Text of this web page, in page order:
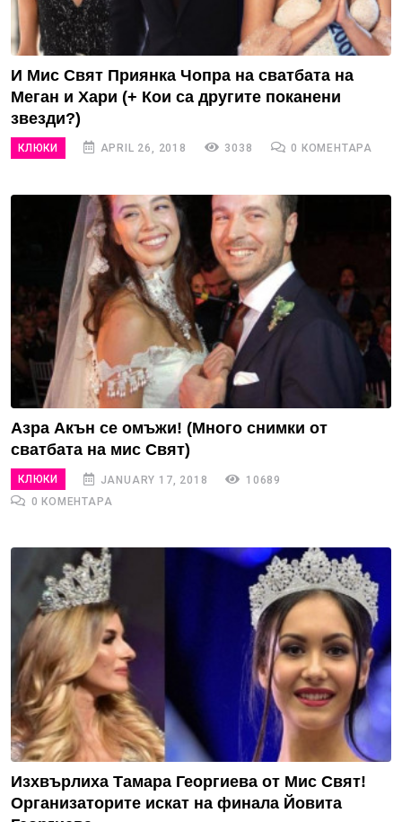
И Мис Свят Приянка Чопра на сватбата на
Меган и Хари (+ Кои са другите поканени
звезди?)
КЛЮКИ APRIL 26, 2018 3038 0 КОМЕНТАРА
Азра Акън се омъжи! (Много снимки от
сватбата на мис Свят)
КЛЮКИ JANUARY 17, 2018
10689
0 КОМЕНТАРА
Изхвърлиха Тамара Георгиева от Мис Свят!
Организаторите искат на финала Йовита